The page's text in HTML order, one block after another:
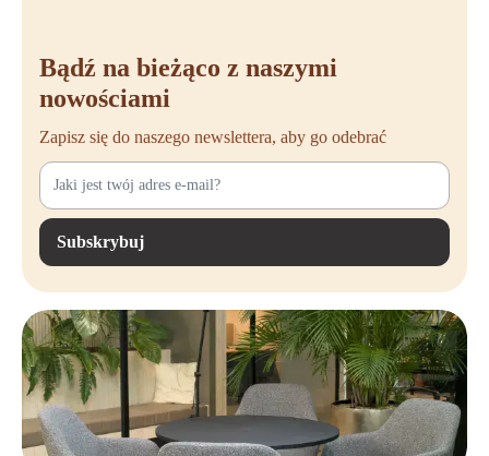
Bądź na bieżąco z naszymi
nowościami
Zapisz się do naszego newslettera, aby go odebrać
Subskrybuj